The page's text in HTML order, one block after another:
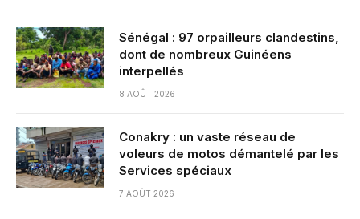
Sénégal : 97 orpailleurs clandestins,
dont de nombreux Guinéens
interpellés
8 AOÛT 2026
Conakry : un vaste réseau de
voleurs de motos démantelé par les
Services spéciaux
7 AOÛT 2026